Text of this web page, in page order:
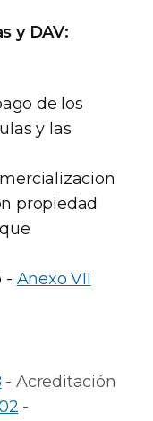
y DAV:
de los
y las
propiedad
- Anexo VII
- Acreditación
-